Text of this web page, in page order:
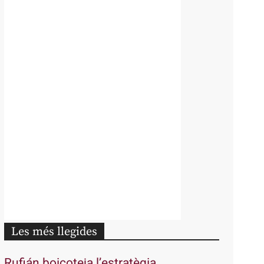
Les més llegides